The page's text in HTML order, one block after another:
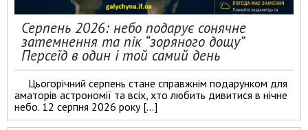
Серпень 2026: небо подарує сонячне
затемнення та пік “зоряного дощу”
Персеїд в один і той самий день
Цьогорічний серпень стане справжнім подарунком для
аматорів астрономії та всіх, хто любить дивитися в нічне
небо. 12 серпня 2026 року […]